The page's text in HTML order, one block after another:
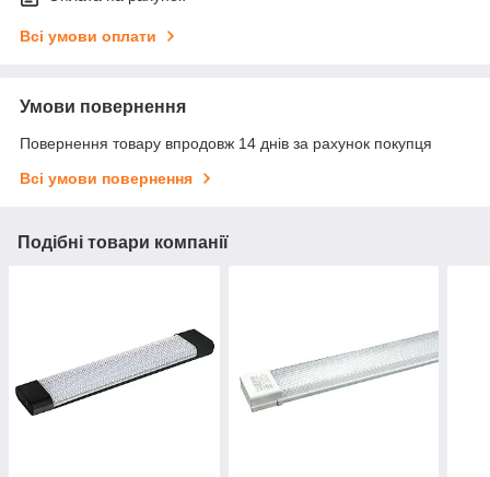
Всі умови оплати
Умови повернення
Повернення товару впродовж 14 днів за рахунок покупця
Всі умови повернення
Подібні товари компанії